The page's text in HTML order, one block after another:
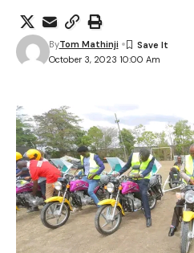
October 3, 2023 10:00 Am
ByTom Mathinji